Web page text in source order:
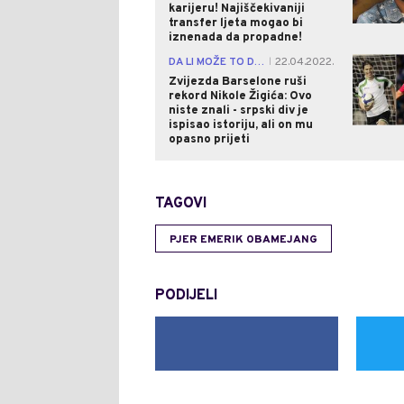
karijeru! Najiščekivaniji
transfer ljeta mogao bi
iznenada da propadne!
DA LI MOŽE TO DA URADI?
22.04.2022.
Zvijezda Barselone ruši
rekord Nikole Žigića: Ovo
niste znali - srpski div je
ispisao istoriju, ali on mu
opasno prijeti
TAGOVI
PJER EMERIK OBAMEJANG
PODIJELI